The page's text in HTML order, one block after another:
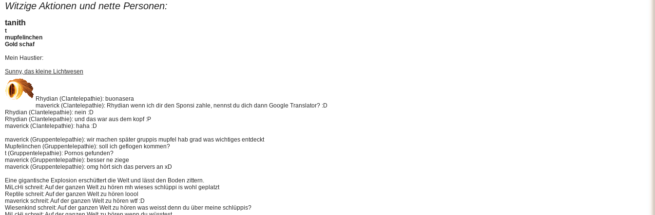
Witzige Aktionen und nette Personen:
tanith
t
mupfelinchen
Gold schaf
Mein Haustier:
Sunny, das kleine Lichtwesen
Rhydian (Clantelepathie): buonasera
maverick (Clantelepathie): Rhydian wenn ich dir den Sponsi zahle, nennst du dich dann Google Translator? :D
Rhydian (Clantelepathie): nein :D
Rhydian (Clantelepathie): und das war aus dem kopf :P
maverick (Clantelepathie): haha :D
maverick (Gruppentelepathie): wir machen später gruppis mupfel hab grad was wichtiges entdeckt
Mupfelinchen (Gruppentelepathie): soll ich geflogen kommen?
t (Gruppentelepathie): Pornos gefunden?
maverick (Gruppentelepathie): besser ne ziege
maverick (Gruppentelepathie): omg hört sich das pervers an xD
Eine gigantische Explosion erschüttert die Welt und lässt den Boden zittern.
MiLcHi schreit: Auf der ganzen Welt zu hören mh wieses schlüppi is wohl geplatzt
Reptile schreit: Auf der ganzen Welt zu hören loool
maverick schreit: Auf der ganzen Welt zu hören wtf :D
Wiesenkind schreit: Auf der ganzen Welt zu hören was weisst denn du über meine schlüppis?